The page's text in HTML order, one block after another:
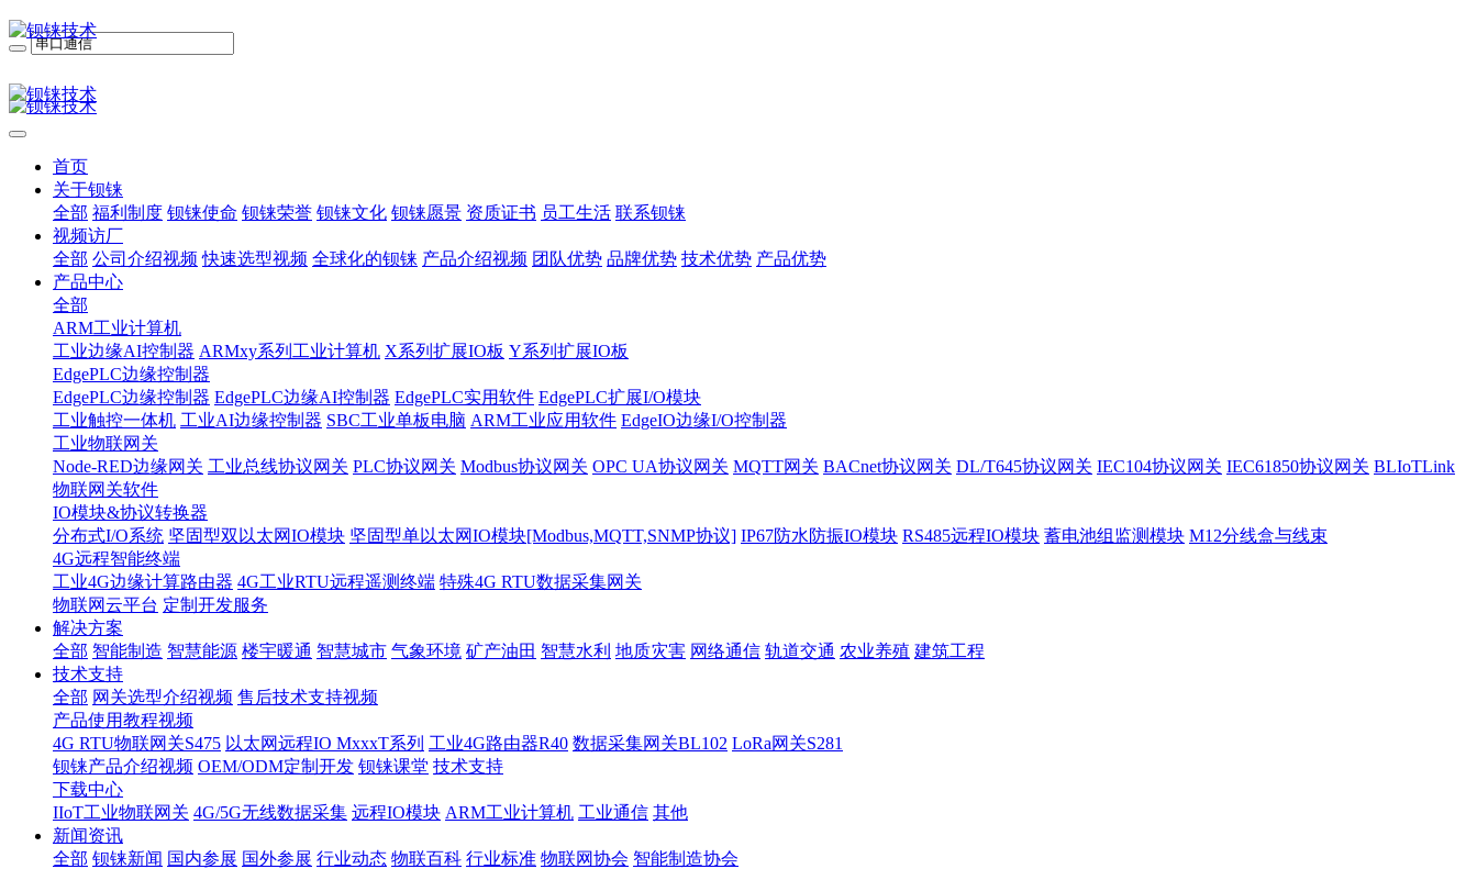
首页
关于钡铼
全部 福利制度 钡铼使命 钡铼荣誉 钡铼文化 钡铼愿景 资质证书 员工生活 联系钡铼
视频访厂
全部 公司介绍视频 快速选型视频 全球化的钡铼 产品介绍视频 团队优势 品牌优势 技术优势 产品优势
产品中心
全部
ARM工业计算机
工业边缘AI控制器 ARMxy系列工业计算机 X系列扩展IO板 Y系列扩展IO板
EdgePLC边缘控制器
EdgePLC边缘控制器 EdgePLC边缘AI控制器 EdgePLC实用软件 EdgePLC扩展I/O模块
工业触控一体机 工业AI边缘控制器 SBC工业单板电脑 ARM工业应用软件 EdgeIO边缘I/O控制器
工业物联网关
Node-RED边缘网关 工业总线协议网关 PLC协议网关 Modbus协议网关 OPC UA协议网关 MQTT网关 BACnet协议网关 DL/T645协议网关 IEC104协议网关 IEC61850协议网关 BLIoTLink
物联网关软件
IO模块&协议转换器
分布式I/O系统 坚固型双以太网IO模块 坚固型单以太网IO模块[Modbus,MQTT,SNMP协议] IP67防水防振IO模块 RS485远程IO模块 蓄电池组监测模块 M12分线盒与线束
4G远程智能终端
工业4G边缘计算路由器 4G工业RTU远程遥测终端 特殊4G RTU数据采集网关
物联网云平台 定制开发服务
解决方案
全部 智能制造 智慧能源 楼宇暖通 智慧城市 气象环境 矿产油田 智慧水利 地质灾害 网络通信 轨道交通 农业养殖 建筑工程
技术支持
全部 网关选型介绍视频 售后技术支持视频
产品使用教程视频
4G RTU物联网关S475 以太网远程IO MxxxT系列 工业4G路由器R40 数据采集网关BL102 LoRa网关S281
钡铼产品介绍视频 OEM/ODM定制开发 钡铼课堂 技术支持
下载中心
IIoT工业物联网关 4G/5G无线数据采集 远程IO模块 ARM工业计算机 工业通信 其他
新闻资讯
全部 钡铼新闻 国内参展 国外参展 行业动态 物联百科 行业标准 物联网协会 智能制造协会